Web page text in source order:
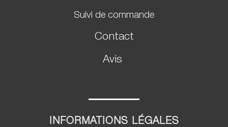
Suivi de commande
Contact
Avis
INFORMATIONS LÉGALES